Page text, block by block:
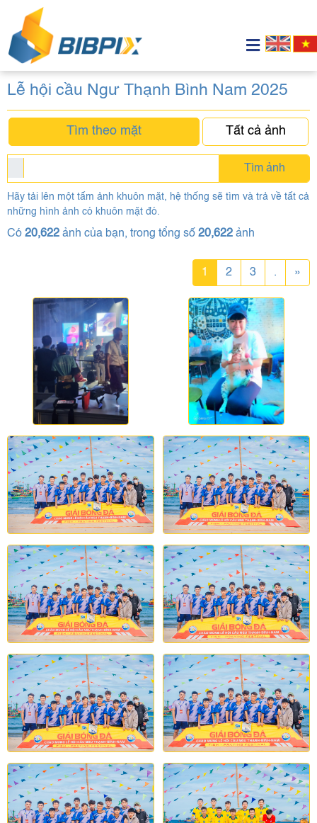
Lễ hội cầu Ngư Thạnh Bình Nam 2025
Tìm theo mặt Tất cả ảnh
Tìm ảnh
Hãy tải lên một tấm ảnh khuôn mặt, hệ thống sẽ tìm và trả về tất cả
những hình ảnh có khuôn mặt đó.
Có 20,622 ảnh của bạn, trong tổng số 20,622 ảnh
1 2 3 . »